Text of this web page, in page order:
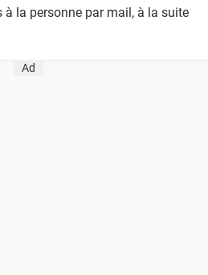
la personne par mail, à la suite
Ad